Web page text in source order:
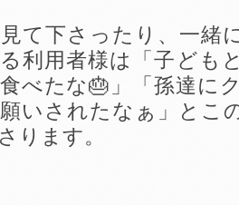
て下さったり、一緒
利用者様は「子ども
べたな🎂」「孫達に
願いされたなぁ」とこ
ります。